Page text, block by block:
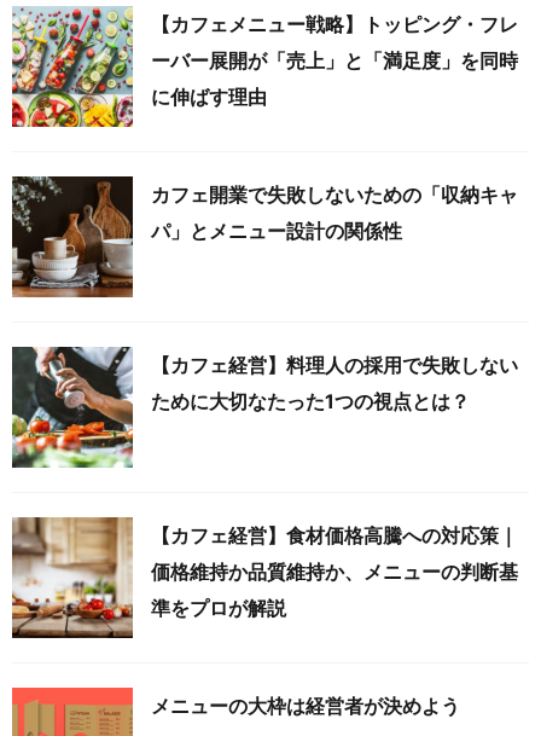
【カフェメニュー戦略】トッピング・フレ
ーバー展開が「売上」と「満足度」を同時
に伸ばす理由
カフェ開業で失敗しないための「収納キャ
パ」とメニュー設計の関係性
【カフェ経営】料理人の採用で失敗しない
ために大切なたった1つの視点とは？
【カフェ経営】食材価格高騰への対応策｜
価格維持か品質維持か、メニューの判断基
準をプロが解説
メニューの大枠は経営者が決めよう